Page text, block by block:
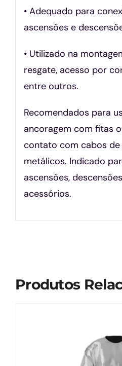
• Adequado para
ascensões e
• Utilizado na
resgate, acesso por
entre outros.
Recomendados para
ancoragem com fitas
contato com cabos
metálicos. Indicado
ascensões,
acessórios.
Produtos